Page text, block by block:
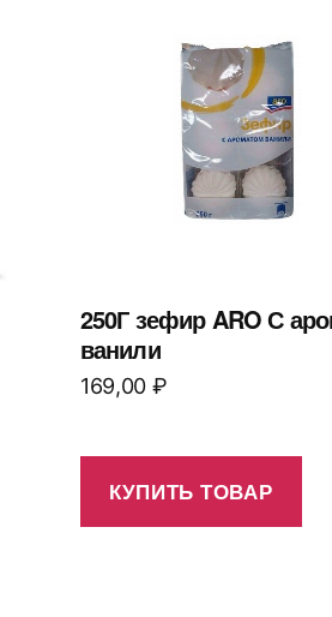
250Г зефир ARO С
ванили
169,00 ₽
КУПИТЬ ТОВАР